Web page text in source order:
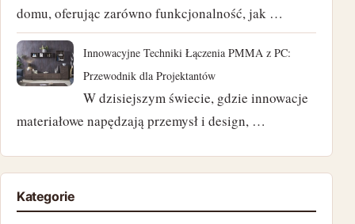
październik 2023
czerwiec 2023
styczeń 2023
grudzień 2022
domu, oferując zarówno funkcjonalność, jak …
Innowacyjne Techniki Łączenia PMMA z PC:
Przewodnik dla Projektantów
W dzisiejszym świecie, gdzie innowacje
materiałowe napędzają przemysł i design, …
Kategorie